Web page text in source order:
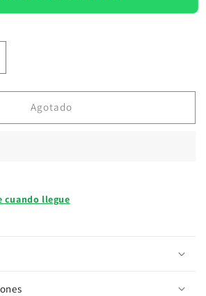
Agotado
cuando llegue